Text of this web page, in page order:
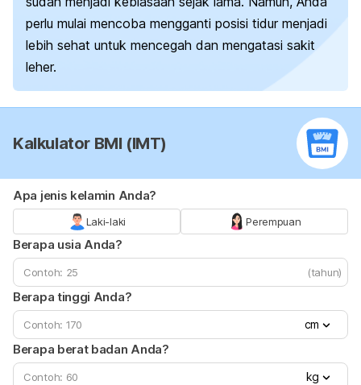
perlu mulai mencoba mengganti posisi tidur menjadi
lebih sehat untuk mencegah dan mengatasi sakit
leher.
Kalkulator BMI (IMT)
Apa jenis kelamin Anda?
Laki-laki Perempuan
Berapa usia Anda?
(tahun)
Berapa tinggi Anda?
cm
Berapa berat badan Anda?
kg